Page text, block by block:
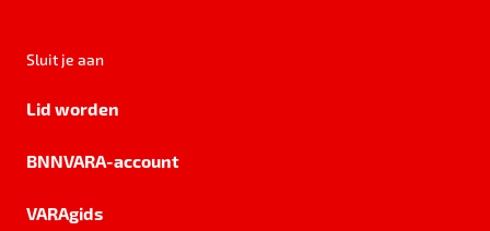
Sluit je aan
Lid worden
BNNVARA-account
VARAgids